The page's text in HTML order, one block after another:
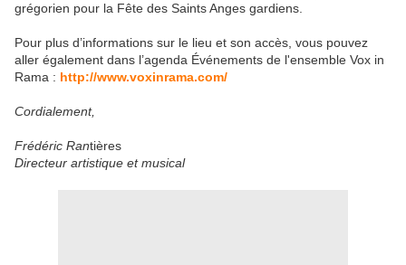
grégorien pour la Fête des Saints Anges gardiens.
Pour plus d’informations sur le lieu et son accès, vous pouvez
aller également dans l’agenda Événements de l'ensemble Vox in
Rama : http://www.voxinrama.com/
Cordialement,
Frédéric Rantières
Directeur artistique et musical